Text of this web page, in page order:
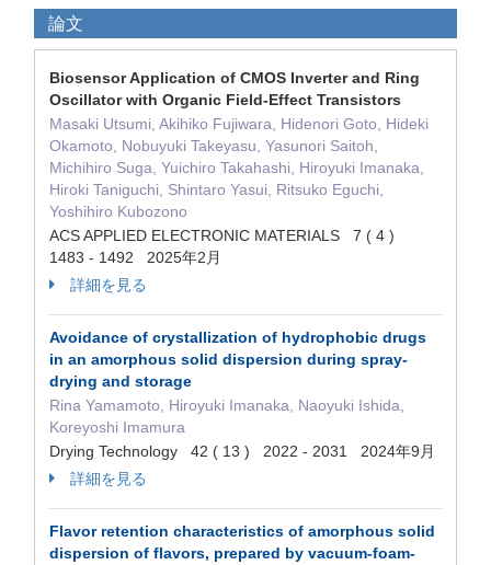
論文
Biosensor Application of CMOS Inverter and Ring
Oscillator with Organic Field-Effect Transistors
Masaki Utsumi, Akihiko Fujiwara, Hidenori Goto, Hideki
Okamoto, Nobuyuki Takeyasu, Yasunori Saitoh,
Michihiro Suga, Yuichiro Takahashi, Hiroyuki Imanaka,
Hiroki Taniguchi, Shintaro Yasui, Ritsuko Eguchi,
Yoshihiro Kubozono
ACS APPLIED ELECTRONIC MATERIALS 7 ( 4 )
1483 - 1492 2025年2月
詳細を見る
Avoidance of crystallization of hydrophobic drugs
in an amorphous solid dispersion during spray-
drying and storage
Rina Yamamoto, Hiroyuki Imanaka, Naoyuki Ishida,
Koreyoshi Imamura
Drying Technology 42 ( 13 ) 2022 - 2031 2024年9月
詳細を見る
Flavor retention characteristics of amorphous solid
dispersion of flavors, prepared by vacuum-foam-